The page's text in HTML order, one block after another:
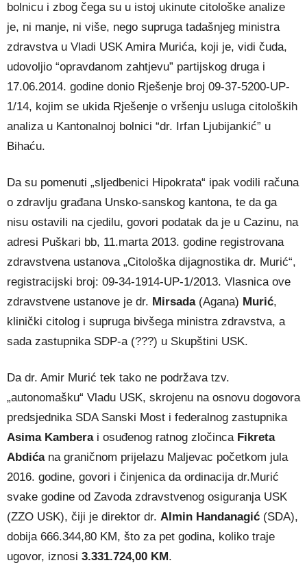
bolnicu i zbog čega su u istoj ukinute citološke analize
je, ni manje, ni više, nego supruga tadašnjeg ministra
zdravstva u Vladi USK Amira Murića, koji je, vidi čuda,
udovoljio “opravdanom zahtjevu” partijskog druga i
17.06.2014. godine donio Rješenje broj 09-37-5200-UP-
1/14, kojim se ukida Rješenje o vršenju usluga citoloških
analiza u Kantonalnoj bolnici “dr. Irfan Ljubijankić” u
Bihaću.
Da su pomenuti „sljedbenici Hipokrata“ ipak vodili računa
o zdravlju građana Unsko-sanskog kantona, te da ga
nisu ostavili na cjedilu, govori podatak da je u Cazinu, na
adresi Puškari bb, 11.marta 2013. godine registrovana
zdravstvena ustanova „Citološka dijagnostika dr. Murić“,
registracijski broj: 09-34-1914-UP-1/2013. Vlasnica ove
zdravstvene ustanove je dr. Mirsada(Agana) Murić,
klinički citolog i supruga bivšega ministra zdravstva, a
sada zastupnika SDP-a (???) u Skupštini USK.
Da dr. Amir Murić tek tako ne podržava tzv.
„autonomašku“ Vladu USK, skrojenu na osnovu dogovora
predsjednika SDA Sanski Most i federalnog zastupnika
Asima Kamberai osuđenog ratnog zločinca Fikreta
Abdićana graničnom prijelazu Maljevac početkom jula
2016. godine, govori i činjenica da ordinacija dr.Murić
svake godine od Zavoda zdravstvenog osiguranja USK
(ZZO USK), čiji je direktor dr. Almin Handanagić (SDA),
dobija 666.344,80 KM, što za pet godina, koliko traje
ugovor, iznosi 3.331.724,00 KM.